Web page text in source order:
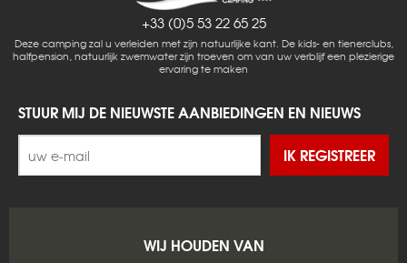
+33 (0)5 53 22 65 25
Deze camping zal u verleiden met zijn natuurlijke kant. De kids- en tienerclubs,
halfpension, natuurlijk zwemwater zijn troeven om van uw verblijf een plezierige
ervaring te maken
STUUR MIJ DE NIEUWSTE AANBIEDINGEN EN NIEUWS
IK REGISTREER
WIJ HOUDEN VAN